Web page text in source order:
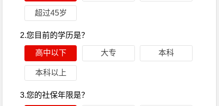
超过45岁
2.您目前的学历是？
高中以下 大专 本科
本科以上
3.您的社保年限是？